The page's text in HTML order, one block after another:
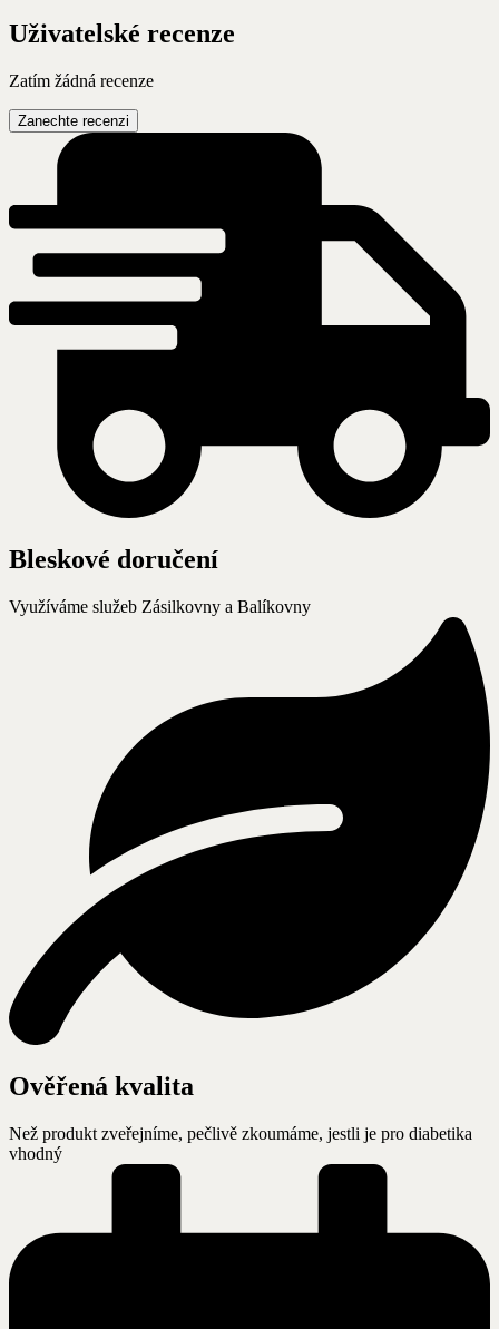
Uživatelské recenze
Zatím žádná recenze
Zanechte recenzi
Bleskové doručení
Využíváme služeb Zásilkovny a Balíkovny
Ověřená kvalita
Než produkt zveřejníme, pečlivě zkoumáme, jestli je pro diabetika
vhodný